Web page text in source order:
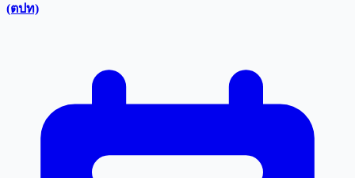
(ตปท)